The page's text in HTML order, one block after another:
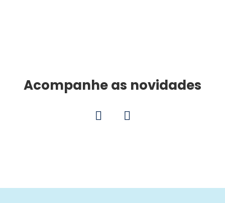
Acompanhe as novidades